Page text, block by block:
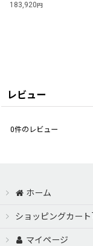
183,920円
レビュー
0件のレビュー
ホーム
ショッピングカート
マイページ